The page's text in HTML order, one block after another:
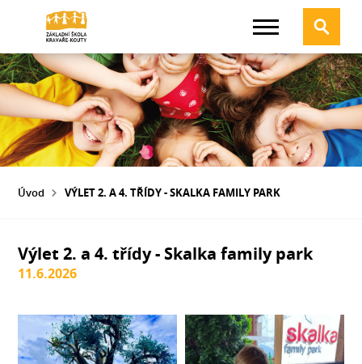
Úvod VÝLET 2. A 4. TŘÍDY - SKALKA FAMILY PARK
Výlet 2. a 4. třídy - Skalka family park
11.6.2026